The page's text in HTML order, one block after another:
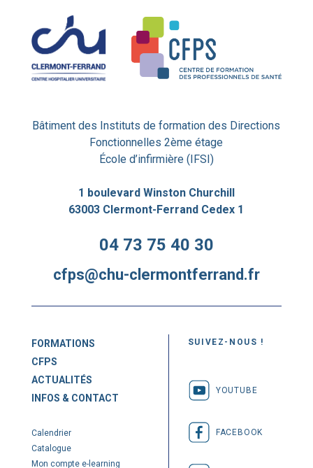
Bâtiment des Instituts de formation des Directions
Fonctionnelles 2ème étage
École d’infirmière (IFSI)
1 boulevard Winston Churchill
63003 Clermont-Ferrand Cedex 1
04 73 75 40 30
cfps@chu-clermontferrand.fr
FORMATIONS
CFPS
ACTUALITÉS
INFOS & CONTACT
Calendrier
Catalogue
Mon compte e-learning
SUIVEZ-NOUS !
YOUTUBE
FACEBOOK